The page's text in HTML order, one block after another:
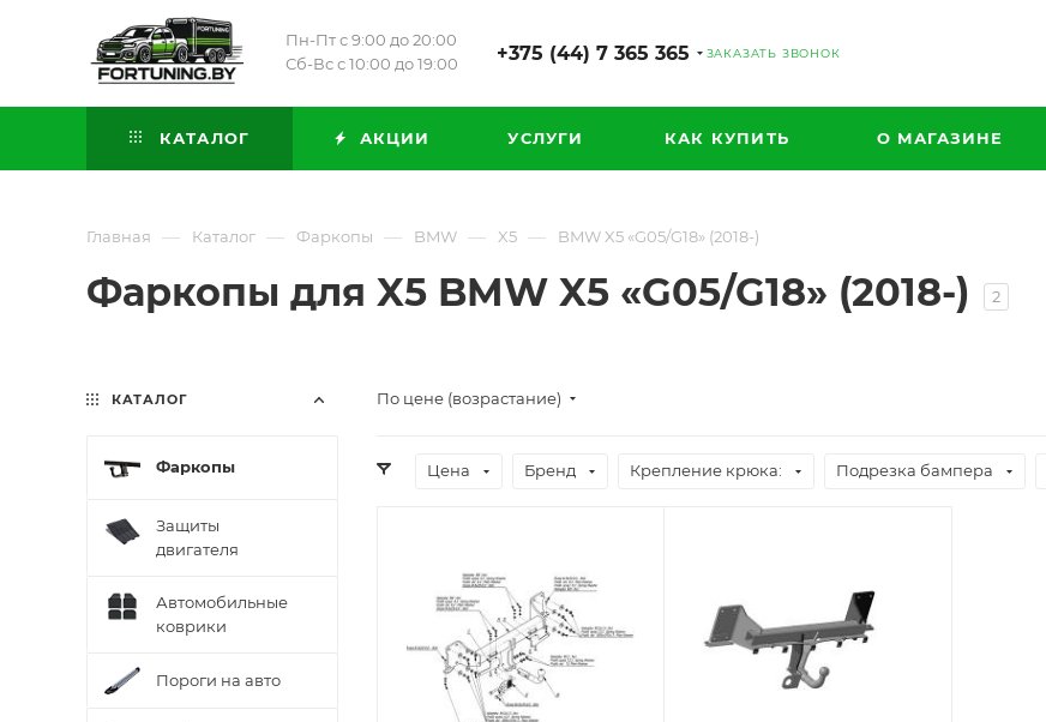
Пн-Пт с 9:00 до 20:00
Сб-Вс с 10:00 до 19:00
+375 (44) 7 365 365 ЗАКАЗАТЬ ЗВОНОК
КАТАЛОГ АКЦИИ УСЛУГИ КАК КУПИТЬ О МАГАЗИНЕ
Главная — Каталог — Фаркопы — BMW — X5 — BMW X5 «G05/G18» (2018-)
Фаркопы для X5 BMW X5 «G05/G18» (2018-) 2
По цене (возрастание)
Цена Бренд Крепление крюка: Подрезка бампера
КАТАЛОГ
Фаркопы
Защиты
двигателя
Автомобильные
коврики
Пороги на авто